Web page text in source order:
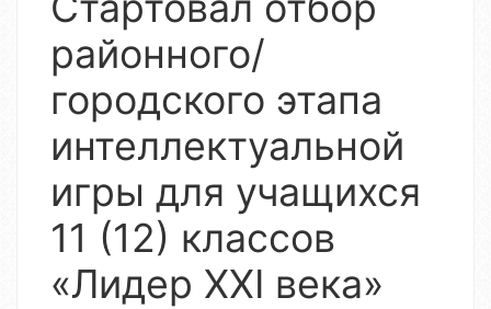
районного/
городского этапа
интеллектуальной
игры для учащихся
11 (12) классов
«Лидер ХХІ века»